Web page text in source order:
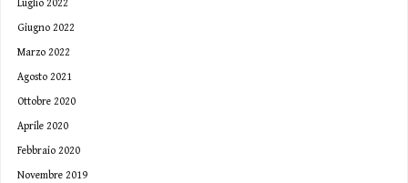
Luglio 2022
Giugno 2022
Marzo 2022
Agosto 2021
Ottobre 2020
Aprile 2020
Febbraio 2020
Novembre 2019